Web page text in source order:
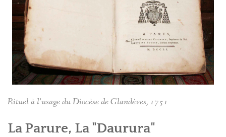
Rituel à l’usage du Diocèse de Glandèves, 1751
La Parure, La "Daurura"